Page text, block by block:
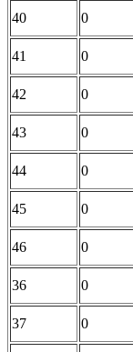
40
0
41
0
42
0
43
0
44
0
45
0
46
0
36
0
37
0